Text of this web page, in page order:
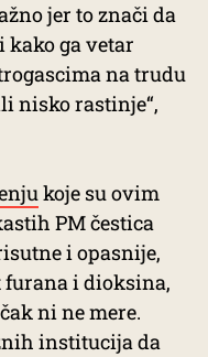
jer to znači da
kako ga vetar
na trudu
nisko rastinje“,
koje su ovim
PM čestica
i opasnije,
furana i dioksina,
ni ne mere.
institucija da